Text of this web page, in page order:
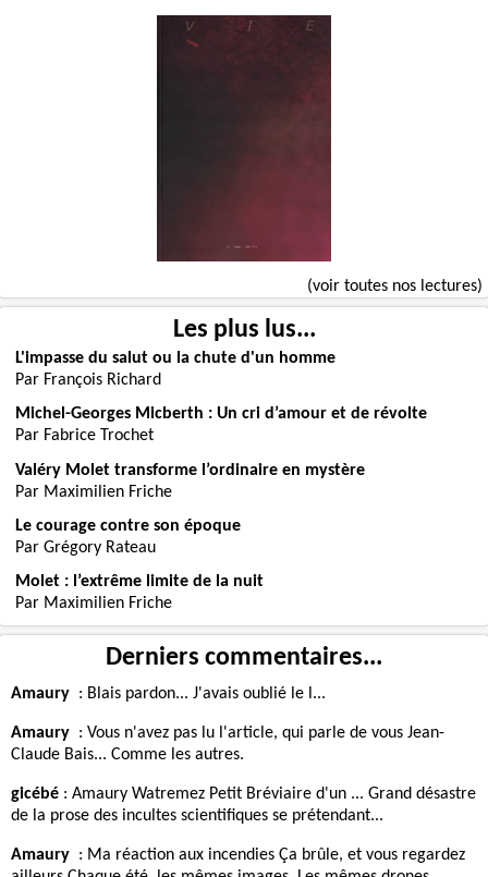
(voir toutes nos lectures)
Les plus lus...
L'impasse du salut ou la chute d'un homme
Par François Richard
Michel-Georges Micberth : Un cri d’amour et de révolte
Par Fabrice Trochet
Valéry Molet transforme l’ordinaire en mystère
Par Maximilien Friche
Le courage contre son époque
Par Grégory Rateau
Molet : l’extrême limite de la nuit
Par Maximilien Friche
Derniers commentaires...
Amaury : Blais pardon... J'avais oublié le l...
Amaury : Vous n'avez pas lu l'article, qui parle de vous Jean-
Claude Bais... Comme les autres.
gicébé: Amaury Watremez Petit Bréviaire d'un ... Grand désastre
de la prose des incultes scientifiques se prétendant...
Amaury : Ma réaction aux incendies Ça brûle, et vous regardez